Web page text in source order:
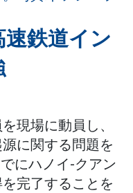
鉄道イン
現場に動員し、
に関する問題を
にハノイ-クアン
完了することを